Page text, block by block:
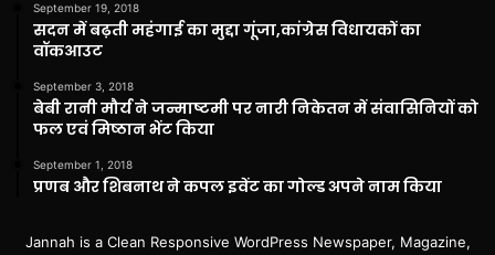
September 19, 2018
सदन में बढ़ती महंगाई का मुद्दा गूंजा,कांग्रेस विधायकों का
वॉकआउट
September 3, 2018
बेबी रानी मौर्य ने जन्माष्टमी पर नारी निकेतन में संवासिनियों को
फल एवं मिष्ठान भेंट किया
September 1, 2018
प्रणब और शिबनाथ ने कपल इवेंट का गोल्ड अपने नाम किया
Jannah is a Clean Responsive WordPress Newspaper, Magazine,